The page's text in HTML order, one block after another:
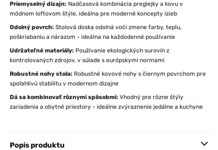
Priemyselný dizajn: Nadčasová kombinácia preglejky a kovu v
módnom loftovom štýle, ideálna pre moderné koncepty izieb
Odolný povrch: Stolová doska odolná voči zmene farby, teplu,
poškriabaniu a nárazom - ideálna na každodenné používanie
Udržateľné materiály: Používanie ekologických surovín z
kontrolovaných zdrojov, v súlade s európskymi normami
Robustné nohy stola: Robustné kovové nohy s čiernym povrchom pre
spoľahlivú stabilitu v modernom dizajne
Dá sa kombinovať rôznymi spôsobmi: Vhodný pre rôzne štýly
zariadenia a obytné priestory - ideálne zvýraznenie jedálne a kuchyne
Popis produktu